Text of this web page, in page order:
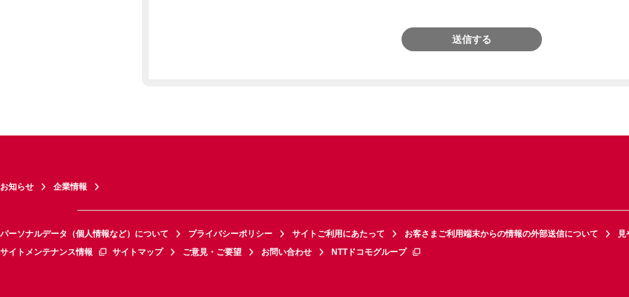
送信する
お知らせ 企業情報
パーソナルデータ（個人情報など）について プライバシーポリシー サイトご利用にあたって お客さまご利用端末からの情報の外部送信について
見
サイトメンテナンス情報
サイトマップ ご意見・ご要望 お問い合わせ NTTドコモグループ